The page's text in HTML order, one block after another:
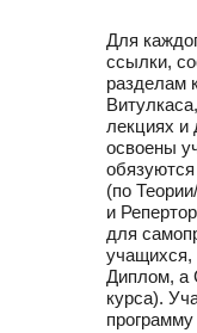
Для
ссылки,
разделам
лекциях
освоены
обязуются
(по
и
для
учащихся,
Диплом, а
курса).